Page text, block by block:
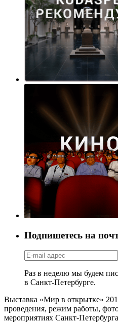
Подпишетесь на
Раз в неделю мы будем
в Санкт-Петербурге.
Выставка «Мир в открытке»
проведения, режим работы,
мероприятиях Санкт-